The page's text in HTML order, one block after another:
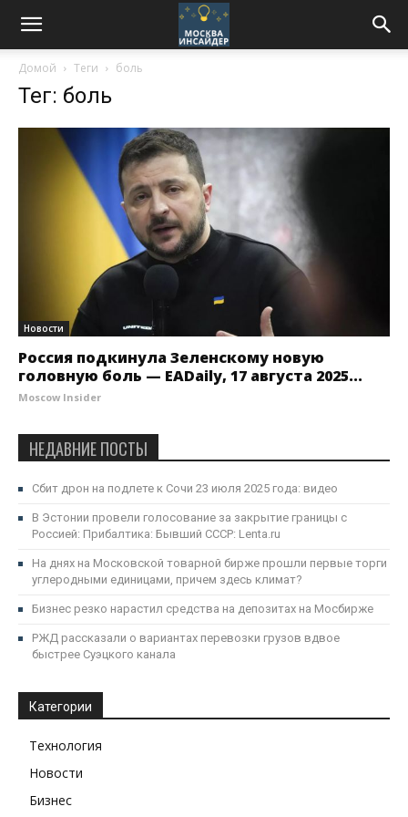
Домой Теги боль
Тег: боль
Новости
Россия подкинула Зеленскому новую
головную боль — EADaily, 17 августа 2025...
Moscow Insider
НЕДАВНИЕ ПОСТЫ
Сбит дрон на подлете к Сочи 23 июля 2025 года: видео
В Эстонии провели голосование за закрытие границы с
Россией: Прибалтика: Бывший СССР: Lenta.ru
На днях на Московской товарной бирже прошли первые торги
углеродными единицами, причем здесь климат?
Бизнес резко нарастил средства на депозитах на Мосбирже
РЖД рассказали о вариантах перевозки грузов вдвое
быстрее Суэцкого канала
Категории
Технология
Новости
Бизнес